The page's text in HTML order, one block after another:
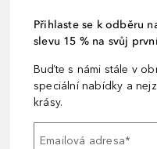
Přihlaste se k odběru
slevu 15 % na svůj
Buďte s námi stále v
speciální nabídky a
krásy.
Emailová adresa*